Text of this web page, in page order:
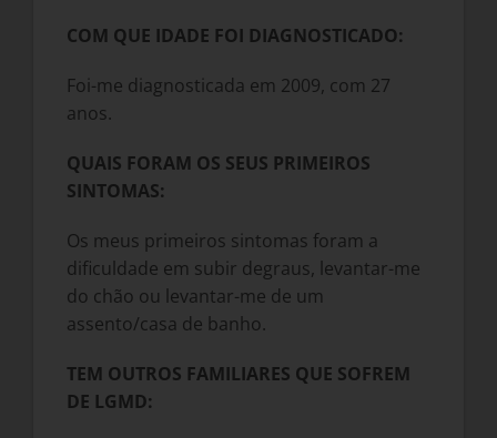
COM QUE IDADE FOI DIAGNOSTICADO:
Foi-me diagnosticada em 2009, com 27
anos.
QUAIS FORAM OS SEUS PRIMEIROS
SINTOMAS:
Os meus primeiros sintomas foram a
dificuldade em subir degraus, levantar-me
do chão ou levantar-me de um
assento/casa de banho.
TEM OUTROS FAMILIARES QUE SOFREM
DE LGMD: